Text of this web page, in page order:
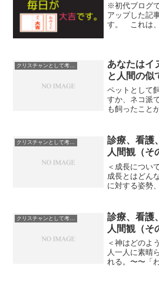
※初代ブログ
アップした記
す。 これは、
ああまり気に
クリスチャンとして考えていること
あなたは
と人間の似
ペットとして
すか、ネコ派
も飼ったこと
主になつくし
ことがわかり
診療、看護
人間観（そ
＜成長につい
成長とはど
に対する姿勢
うか。 周り
しては、以下
診療、看護
人間観（そ
＜神はどのよ
人一人に素晴
れる。〜〜「